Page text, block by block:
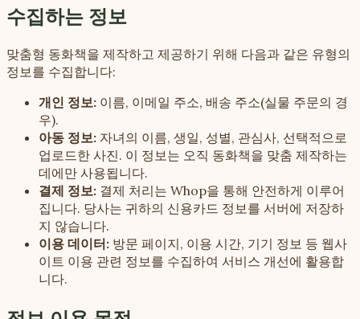
수집하는 정보
맞춤형 동화책을 제작하고 제공하기 위해 다음과 같은 유형의
정보를 수집합니다:
개인 정보: 이름, 이메일 주소, 배송 주소(실물 주문의 경
우).
아동 정보: 자녀의 이름, 생일, 성별, 관심사, 선택적으로
업로드한 사진. 이 정보는 오직 동화책을 맞춤 제작하는
데에만 사용됩니다.
결제 정보: 결제 처리는 Whop을 통해 안전하게 이루어
집니다. 당사는 귀하의 신용카드 정보를 서버에 저장하
지 않습니다.
이용 데이터: 방문 페이지, 이용 시간, 기기 정보 등 웹사
이트 이용 관련 정보를 수집하여 서비스 개선에 활용합
니다.